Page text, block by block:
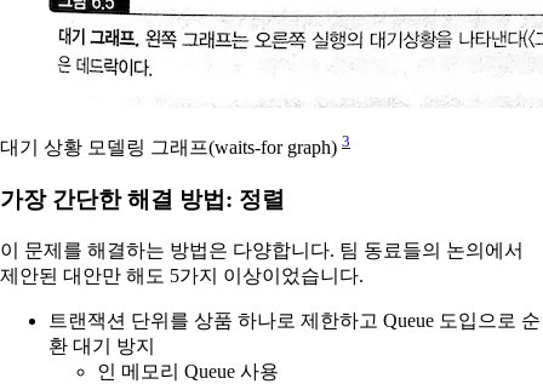
대기 상황 모델링 그래프(waits-for graph) 3
가장 간단한 해결 방법: 정렬
이 문제를 해결하는 방법은 다양합니다. 팀 동료들의 논의에서
제안된 대안만 해도 5가지 이상이었습니다.
트랜잭션 단위를 상품 하나로 제한하고 Queue 도입으로 순
환 대기 방지
인 메모리 Queue 사용